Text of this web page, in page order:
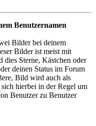
Benutzernamen
Bilder bei deinem
Bilder ist meist mit
Sterne, Kästchen oder
deinen Status im Forum
Bild wird auch als
hierbei in der Regel um
Benutzer zu Benutzer